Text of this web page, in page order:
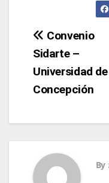
de
entradas
Convenio
Sidarte –
Universidad de
Concepción
By